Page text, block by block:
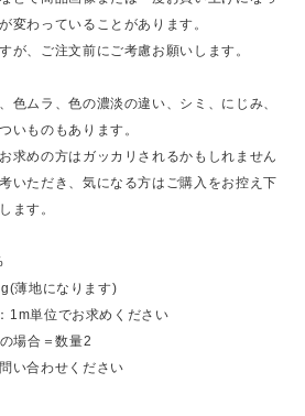
変わっていることがあります。
が、ご注文前にご考慮お願いします。
色ムラ、色の濃淡の違い、シミ、にじみ、
いものもあります。
求めの方はガッカリされるかもしれません
いただき、気になる方はご購入をお控え下
ます。
薄地になります)
1m単位でお求めください
場合＝数量2
い合わせください